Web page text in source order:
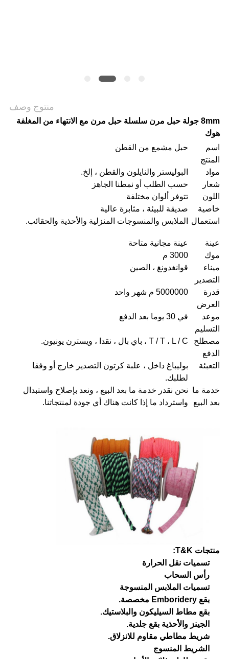
سياسة
الخصوصية
منتوج وصف
8mm جولة حبل مرن سلسلة حبل مرن مع الانتهاء من المغلفة
هوك
اسم
المنتج
حبل مشمع من القطن
مواد
البوليستر والنايلون والقطن ، إلخ.
شعار
حسب الطلب أو نمطنا الجاهز
اللون
تتوفر ألوان مختلفة
خاصية
صديقة للبيئة ، مثابرة عالية
استعمال
الملابس والمنسوجات المنزلية والأحذية والحقائب.
عينة
عينة مجانية متاحة
موك
3000 م
ميناء
التصدير
قوانغدونغ ، الصين
قدرة
العرض
5000000 م شهر واحد
موعد
التسليم
في 30 يوما بعد الدفع
مصطلح
الدفع
T / T ، L / C ، باي بال ، نقدا ، ويسترن يونيون.
التعبئة
بوليباغ داخل ، علبة كرتون التصدير خارج أو وفقا
لطلبك.
خدمة ما
بعد البيع
نحن نقدر خدمة ما بعد البيع ، ونعد بإصلاح واستبدال
واسترداد ما إذا كانت هناك أي جودة لمنتجاتنا.
منتجات T&K:
تسميات نقل الحرارة
رأس السحاب
تسميات الملابس المنسوجة
بقع Emboridery مخصصة.
بقع مطاط السيليكون والبلاستيك.
الجينز والأحذية بقع جلدية.
شريط مطاطي مقاوم للانزلاق.
الشريط المنسوج